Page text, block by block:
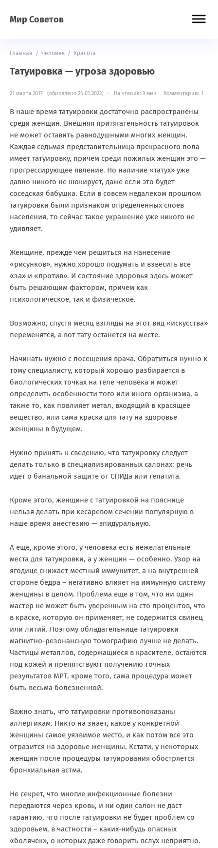
Мир Советов
Главная / Человек / Красота
Татуировка — угроза здоровью
21 марта 2017 (обновлено 24.01.2022) · На чтение: 3 мин Комментарии: 1
В наше время татуировки достаточно распространены
среди женщин. Внешняя притягательность татуировок
не может оставить равнодушными многих женщин.
Каждая седьмая представительница прекрасного пола
имеет татуировку, причем среди пожилых женщин это —
прогрессирующее явление. Но наличие «татух» уже
давно никого не шокирует, даже если это будет
соседская бабушка. Если в совсем недалеком прошлом
татуировки были признаком определенных слоев
населения, то сейчас такое украшение уже никого не
удивляет.
Женщине, прежде чем решиться на нанесение
«рисунков», нужно хорошо подумать и взвесить все
«за» и «против». И состояние здоровья здесь может
быть решающим фактором, причем как
психологическое, так и физическое.
Возможно, спустя месяц взгляды на этот вид «искусства»
переменятся, а вот тату останется на месте.
Начинать нужно с посещения врача. Обратиться нужно к
тому специалисту, который хорошо разбирается в
биологических точках на теле человека и может
определить особенности того или иного организма, а
также то, как повлияет метал, входящий в красящее
вещество, или сама краска для тату на здоровье
женщины в будущем.
Нужно принять к сведению, что татуировку следует
делать только в специализированных салонах: речь
идет о банальной защите от СПИДа или гепатита.
Кроме этого, женщине с татуировкой на пояснице
нельзя делать при кесаревом сечении популярную в
наше время анестезию — эпидуральную.
А еще, кроме этого, у человека есть нежелательные
места для татуировки, а у женщин — особенно. Узор на
ягодице снижает местный иммунитет, а на внутренней
стороне бедра – негативно влияет на иммунную систему
женщины в целом. Проблема еще в том, что ни один
мастер не может быть уверенным на сто процентов, что
в краске, которую он применяет, не содержится свинец
или литий. Поэтому обладательнице татуировки
магнитно-резонансную томографию лучше не делать.
Частицы металлов, содержащиеся в красителе, остаются
под кожей и препятствуют получению точных
результатов МРТ, кроме того, сама процедура может
быть весьма болезненной.
Важно знать, что татуировки противопоказаны
аллергикам. Никто на знает, какое у конкретной
женщины самое уязвимое место, и как потом все это
отразится на здоровье женщины. Кстати, у некоторых
женщин после процедуры татуирования обостряется
бронхиальная астма.
Не секрет, что многие инфекционные болезни
передаются через кровь, и ни один салон не даст
гарантию, что после татуировки не будет проблем со
здоровьем, в частности – каких-нибудь опасных
«болячек», о которых даже говорить вслух неприятно.